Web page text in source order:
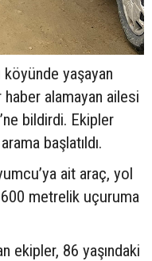
yaşayan
alamayan ailesi
bildirdi. Ekipler
başlatıldı.
ait araç, yol
600 metrelik uçuruma
ekipler, 86 yaşındaki